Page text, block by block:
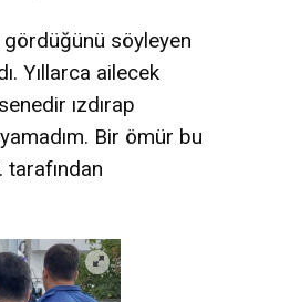
söyleyen
Yıllarca ailecek
ızdırap
Bir ömür bu
tarafından